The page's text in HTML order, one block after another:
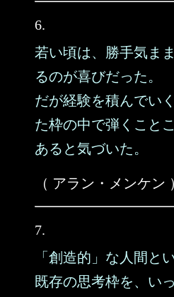
6.
若い頃は、勝手気ま
るのが喜びだった。
だが経験を積んでい
た枠の中で弾くこと
あると気づいた。
（ アラン・メンケン
7.
「創造的」な人間と
既存の思考枠を、い